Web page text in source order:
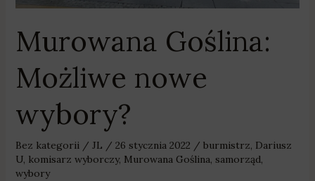
Murowana Goślina:
Możliwe nowe
wybory?
Bez kategorii/ JL / 26 stycznia 2022 / burmistrz, Dariusz
U, komisarz wyborczy, Murowana Goślina, samorząd,
wybory